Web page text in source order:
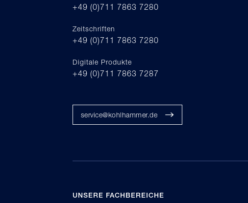
+49 (0)711 7863 7280
Zeitschriften
+49 (0)711 7863 7280
Digitale Produkte
+49 (0)711 7863 7287
service@kohlhammer.de
UNSERE FACHBEREICHE